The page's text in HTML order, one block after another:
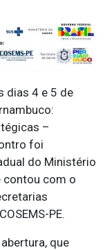
dias 4 e 5 de
–
foi
do Ministério
contou com o
PE.
que